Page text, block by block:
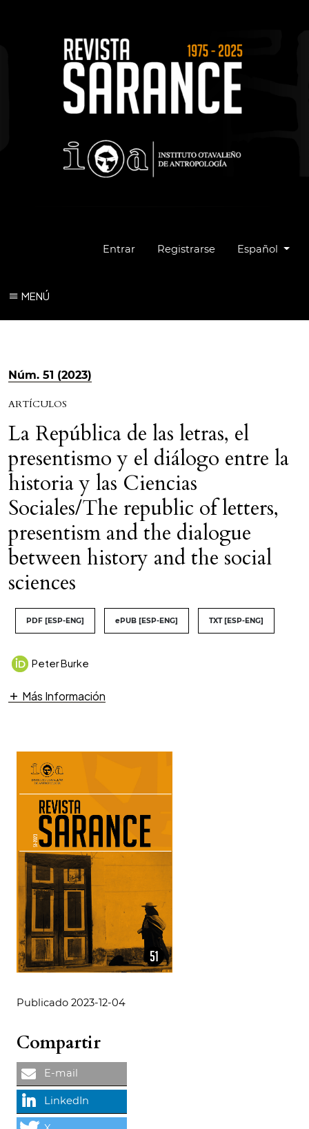
Entrar Registrarse Cambiar el
Español
MENÚ
Núm. 51 (2023)
ARTÍCULOS
La República de las letras, el
presentismo y el diálogo entre la
historia y las Ciencias
Sociales/The republic of letters,
presentism and the dialogue
between history and the social
sciences
PDF [ESP-ENG] ePUB [ESP-ENG] TXT [ESP-ENG]
Peter Burke
Más Información
Publicado 2023-12-04
Compartir